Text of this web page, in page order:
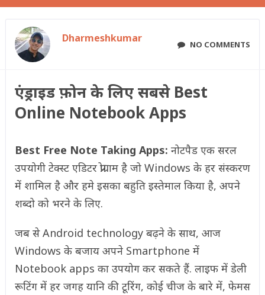
Dharmeshkumar NO COMMENTS
एंड्राइड फ़ोन के लिए सबसे Best
Online Notebook Apps
Best Free Note Taking Apps: नोटपैड एक सरल
उपयोगी टेक्स्ट एडिटर प्रोग्राम है जो Windows के हर संस्करण
में शामिल है और हमे इसका बहुति इस्तेमाल किया है, अपने
शब्दो को भरने के लिए.
जब से Android technology बढ़ने के साथ, आज
Windows के बजाय अपने Smartphone में
Notebook apps का उपयोग कर सकते हैं. लाइफ में डेली
रूटिंग में हर जगह यानि की टूरिंग, कोई चीज के बारे में, फेमस